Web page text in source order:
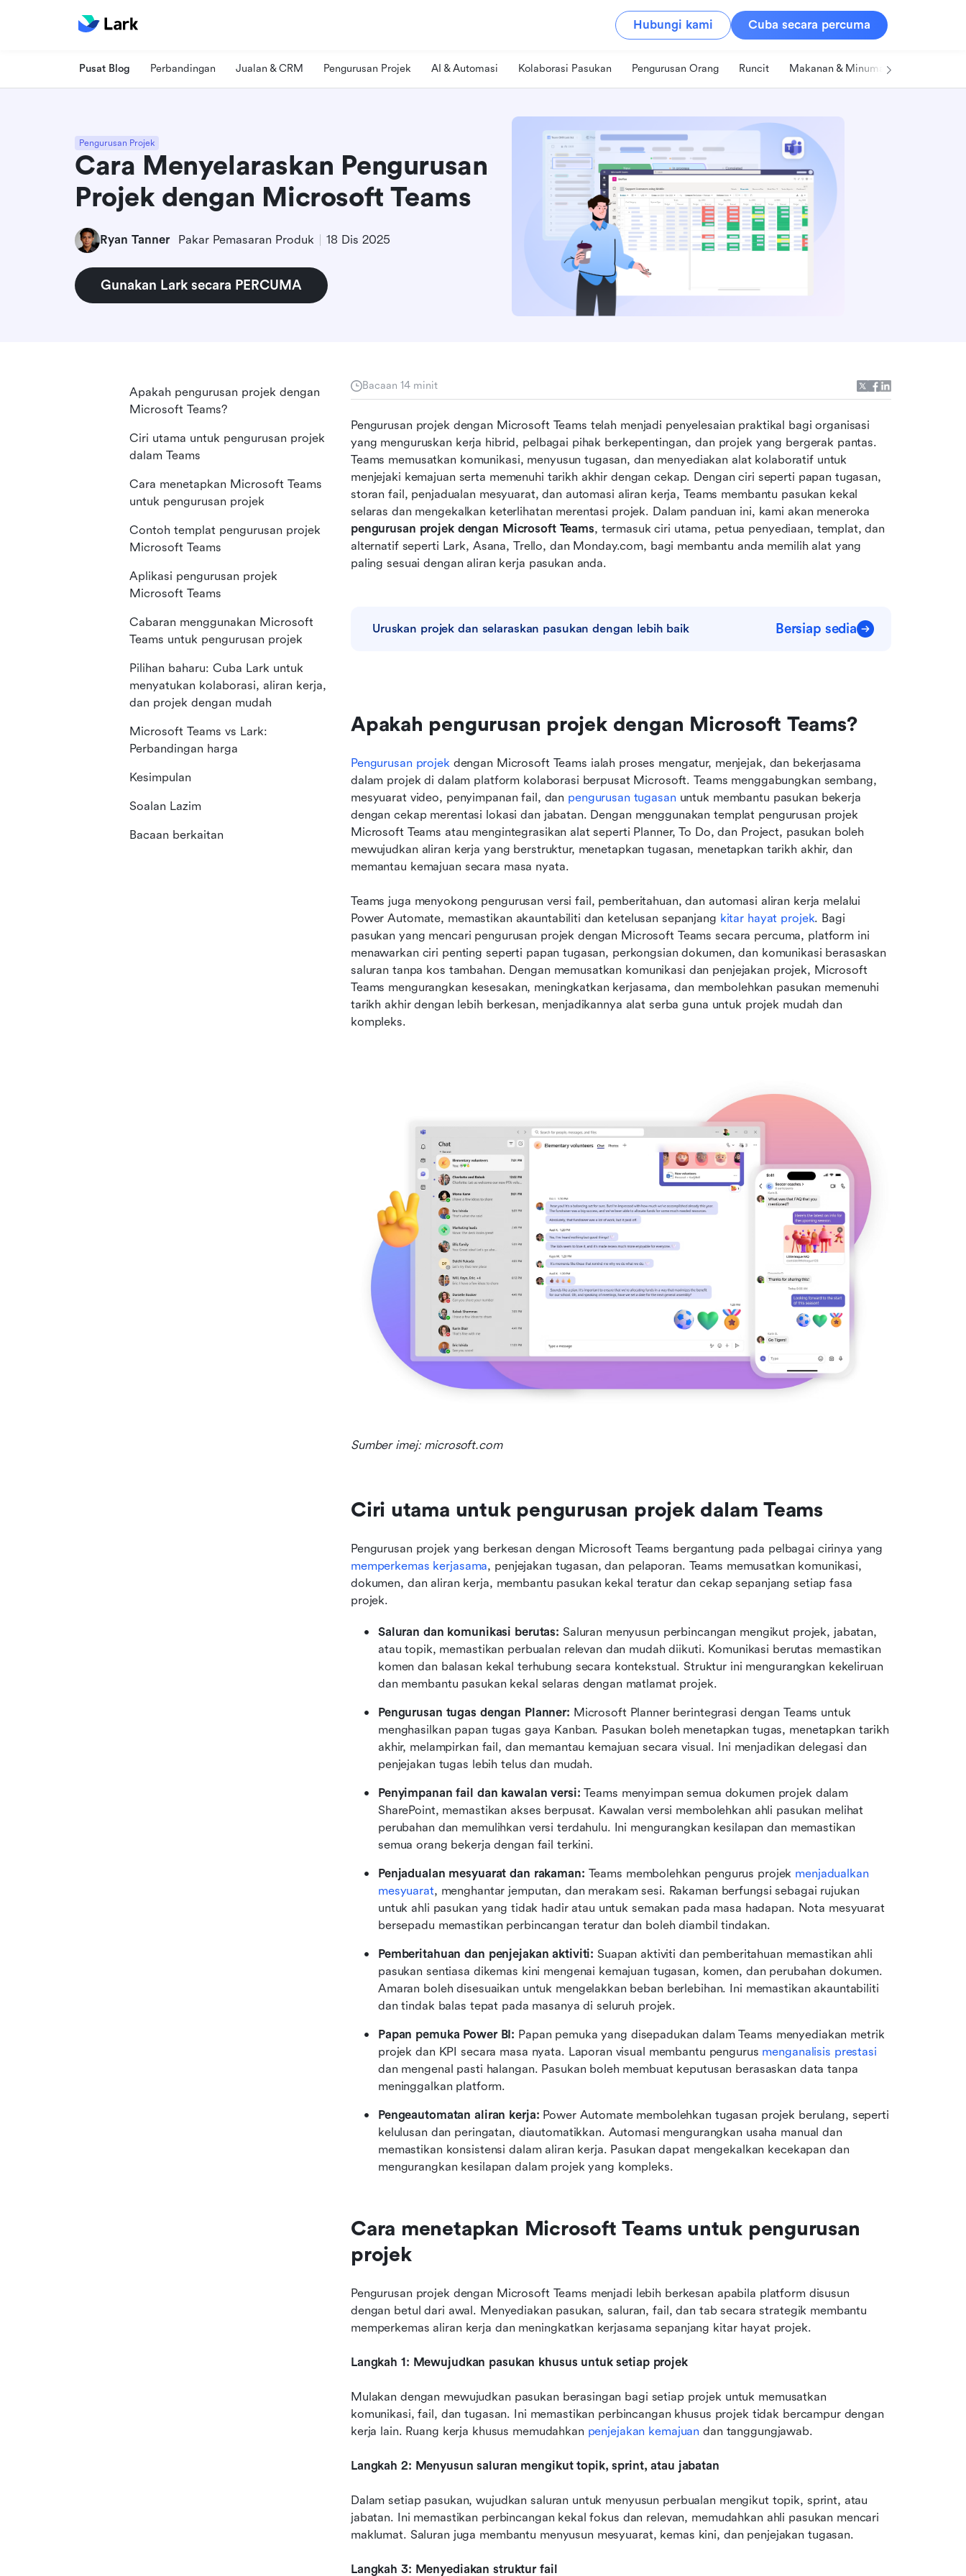
Hubungi kami Cuba secara percuma
Pusat Blog Perbandingan Jualan & CRM Pengurusan Projek AI & Automasi Kolaborasi Pasukan Pengurusan Orang Runcit Makanan & Minuman
Pengurusan Projek
Cara Menyelaraskan Pengurusan
Projek dengan Microsoft Teams
Ryan Tanner Pakar Pemasaran Produk 18 Dis 2025
Gunakan Lark secara PERCUMA
Bacaan 14 minit
Pengurusan projek dengan Microsoft Teams telah menjadi penyelesaian praktikal bagi organisasi
yang menguruskan kerja hibrid, pelbagai pihak berkepentingan, dan projek yang bergerak pantas.
Teams memusatkan komunikasi, menyusun tugasan, dan menyediakan alat kolaboratif untuk
menjejaki kemajuan serta memenuhi tarikh akhir dengan cekap. Dengan ciri seperti papan tugasan,
storan fail, penjadualan mesyuarat, dan automasi aliran kerja, Teams membantu pasukan kekal
pengurusan projek dengan Microsoft Teams, termasuk ciri utama, petua penyediaan, templat, dan
alternatif seperti Lark, Asana, Trello, dan Monday.com, bagi membantu anda memilih alat yang
paling sesuai dengan aliran kerja pasukan anda.
Uruskan projek dan selaraskan pasukan dengan lebih baik Bersiap sedia
Apakah pengurusan projek dengan Microsoft Teams?
Pengurusan projek dengan Microsoft Teams ialah proses mengatur, menjejak, dan bekerjasama
dalam projek di dalam platform kolaborasi berpusat Microsoft. Teams menggabungkan sembang,
mesyuarat video, penyimpanan fail, dan pengurusan tugasan untuk membantu pasukan bekerja
dengan cekap merentasi lokasi dan jabatan. Dengan menggunakan templat pengurusan projek
Microsoft Teams atau mengintegrasikan alat seperti Planner, To Do, dan Project, pasukan boleh
mewujudkan aliran kerja yang berstruktur, menetapkan tugasan, menetapkan tarikh akhir, dan
memantau kemajuan secara masa nyata.
Teams juga menyokong pengurusan versi fail, pemberitahuan, dan automasi aliran kerja melalui
Power Automate, memastikan akauntabiliti dan ketelusan sepanjang kitar hayat projek. Bagi
pasukan yang mencari pengurusan projek dengan Microsoft Teams secara percuma, platform ini
menawarkan ciri penting seperti papan tugasan, perkongsian dokumen, dan komunikasi berasaskan
saluran tanpa kos tambahan. Dengan memusatkan komunikasi dan penjejakan projek, Microsoft
Teams mengurangkan kesesakan, meningkatkan kerjasama, dan membolehkan pasukan memenuhi
tarikh akhir dengan lebih berkesan, menjadikannya alat serba guna untuk projek mudah dan
kompleks.
Sumber imej: microsoft.com
Ciri utama untuk pengurusan projek dalam Teams
memperkemas kerjasama, penjejakan tugasan, dan pelaporan. Teams memusatkan komunikasi,
dokumen, dan aliran kerja, membantu pasukan kekal teratur dan cekap sepanjang setiap fasa
projek.
Saluran dan komunikasi berutas: Saluran menyusun perbincangan mengikut projek, jabatan,
atau topik, memastikan perbualan relevan dan mudah diikuti. Komunikasi berutas memastikan
komen dan balasan kekal terhubung secara kontekstual. Struktur ini mengurangkan kekeliruan
dan membantu pasukan kekal selaras dengan matlamat projek.
Pengurusan tugas dengan Planner: Microsoft Planner berintegrasi dengan Teams untuk
menghasilkan papan tugas gaya Kanban. Pasukan boleh menetapkan tugas, menetapkan tarikh
akhir, melampirkan fail, dan memantau kemajuan secara visual. Ini menjadikan delegasi dan
penjejakan tugas lebih telus dan mudah.
Penyimpanan fail dan kawalan versi: Teams menyimpan semua dokumen projek dalam
SharePoint, memastikan akses berpusat. Kawalan versi membolehkan ahli pasukan melihat
perubahan dan memulihkan versi terdahulu. Ini mengurangkan kesilapan dan memastikan
semua orang bekerja dengan fail terkini.
Penjadualan mesyuarat dan rakaman: Teams membolehkan pengurus projek menjadualkan
mesyuarat, menghantar jemputan, dan merakam sesi. Rakaman berfungsi sebagai rujukan
untuk ahli pasukan yang tidak hadir atau untuk semakan pada masa hadapan. Nota mesyuarat
bersepadu memastikan perbincangan teratur dan boleh diambil tindakan.
Pemberitahuan dan penjejakan aktiviti: Suapan aktiviti dan pemberitahuan memastikan ahli
pasukan sentiasa dikemas kini mengenai kemajuan tugasan, komen, dan perubahan dokumen.
Amaran boleh disesuaikan untuk mengelakkan beban berlebihan. Ini memastikan akauntabiliti
dan tindak balas tepat pada masanya di seluruh projek.
Papan pemuka Power BI: Papan pemuka yang disepadukan dalam Teams menyediakan metrik
projek dan KPI secara masa nyata. Laporan visual membantu pengurus menganalisis prestasi
dan mengenal pasti halangan. Pasukan boleh membuat keputusan berasaskan data tanpa
meninggalkan platform.
Pengeautomatan aliran kerja: Power Automate membolehkan tugasan projek berulang, seperti
kelulusan dan peringatan, diautomatikkan. Automasi mengurangkan usaha manual dan
memastikan konsistensi dalam aliran kerja. Pasukan dapat mengekalkan kecekapan dan
mengurangkan kesilapan dalam projek yang kompleks.
Cara menetapkan Microsoft Teams untuk pengurusan
projek
Pengurusan projek dengan Microsoft Teams menjadi lebih berkesan apabila platform disusun
dengan betul dari awal. Menyediakan pasukan, saluran, fail, dan tab secara strategik membantu
memperkemas aliran kerja dan meningkatkan kerjasama sepanjang kitar hayat projek.
Langkah 1: Mewujudkan pasukan khusus untuk setiap projek
Mulakan dengan mewujudkan pasukan berasingan bagi setiap projek untuk memusatkan
komunikasi, fail, dan tugasan. Ini memastikan perbincangan khusus projek tidak bercampur dengan
kerja lain. Ruang kerja khusus memudahkan penjejakan kemajuan dan tanggungjawab.
Langkah 2: Menyusun saluran mengikut topik, sprint, atau jabatan
Dalam setiap pasukan, wujudkan saluran untuk menyusun perbualan mengikut topik, sprint, atau
jabatan. Ini memastikan perbincangan kekal fokus dan relevan, memudahkan ahli pasukan mencari
maklumat. Saluran juga membantu menyusun mesyuarat, kemas kini, dan penjejakan tugasan.
Langkah 3: Menyediakan struktur fail
Apakah pengurusan projek dengan
Microsoft Teams?
Ciri utama untuk pengurusan projek
dalam Teams
Cara menetapkan Microsoft Teams
untuk pengurusan projek
Contoh templat pengurusan projek
Microsoft Teams
Aplikasi pengurusan projek
Microsoft Teams
Cabaran menggunakan Microsoft
Teams untuk pengurusan projek
Pilihan baharu: Cuba Lark untuk
menyatukan kolaborasi, aliran kerja,
dan projek dengan mudah
Microsoft Teams vs Lark:
Perbandingan harga
Kesimpulan
Soalan Lazim
Bacaan berkaitan